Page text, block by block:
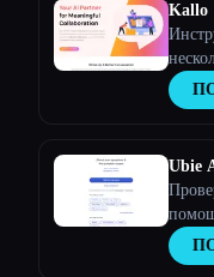
Kallo
Ubie